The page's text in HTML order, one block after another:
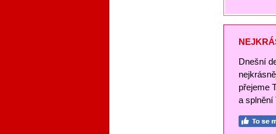
Dnešní
přejeme
a splnění